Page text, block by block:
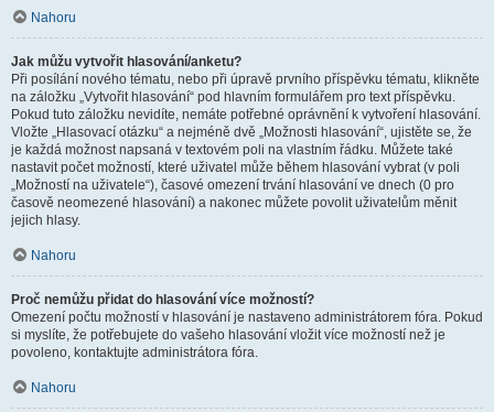
Nahoru
Jak můžu vytvořit hlasování/anketu?
Při posílání nového tématu, nebo při úpravě prvního příspěvku tématu, klikněte
na záložku „Vytvořit hlasování“ pod hlavním formulářem pro text příspěvku.
Pokud tuto záložku nevidíte, nemáte potřebné oprávnění k vytvoření hlasování.
Vložte „Hlasovací otázku“ a nejméně dvě „Možnosti hlasování“, ujistěte se, že
je každá možnost napsaná v textovém poli na vlastním řádku. Můžete také
nastavit počet možností, které uživatel může během hlasování vybrat (v poli
„Možností na uživatele“), časové omezení trvání hlasování ve dnech (0 pro
časově neomezené hlasování) a nakonec můžete povolit uživatelům měnit
jejich hlasy.
Nahoru
Proč nemůžu přidat do hlasování více možností?
Omezení počtu možností v hlasování je nastaveno administrátorem fóra. Pokud
si myslíte, že potřebujete do vašeho hlasování vložit více možností než je
povoleno, kontaktujte administrátora fóra.
Nahoru